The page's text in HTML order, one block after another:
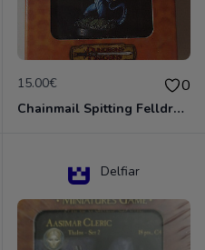
15.00€ 0
Chainmail Spitting Felldrake
Delfiar